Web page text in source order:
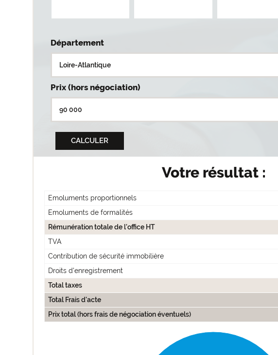
Département
Prix (hors négociation)
Votre résultat :
Emoluments proportionnels
Emoluments de formalités
Rémunération totale de l'office HT
TVA
Contribution de sécurité immobilière
Droits d'enregistrement
Total taxes
Total Frais d'acte
Prix total (hors frais de négociation éventuels)